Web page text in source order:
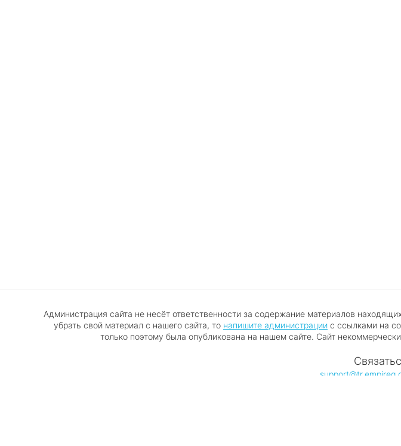
Администрация сайта не несёт ответственности за содержание материалов
убрать свой материал с нашего сайта, то напишите администрации с ссылками на
только поэтому была опубликована на нашем сайте. Сайт